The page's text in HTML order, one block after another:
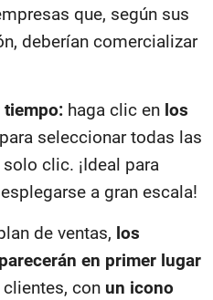
que, según sus
deberían comercializar
tiempo: haga clic en los
para seleccionar todas las
clic. ¡Ideal para
a gran escala!
de ventas, los
en primer lugar
con un icono